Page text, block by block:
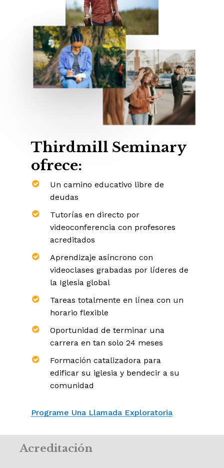
Thirdmill Seminary
ofrece:
Un camino educativo libre de
deudas
Tutorías en directo por
videoconferencia con profesores
acreditados
Aprendizaje asíncrono con
videoclases grabadas por líderes de
la Iglesia global
Tareas totalmente en línea con un
horario flexible
Oportunidad de terminar una
carrera en tan solo 24 meses
Formación catalizadora para
edificar su iglesia y bendecir a su
comunidad
Programe Una Llamada Exploratoria
Acreditación